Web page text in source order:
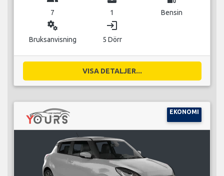
7 1 Bensin
miscellaneous_services
Bruksanvisning
login
5 Dörr
VISA DETALJER...
EKONOMI